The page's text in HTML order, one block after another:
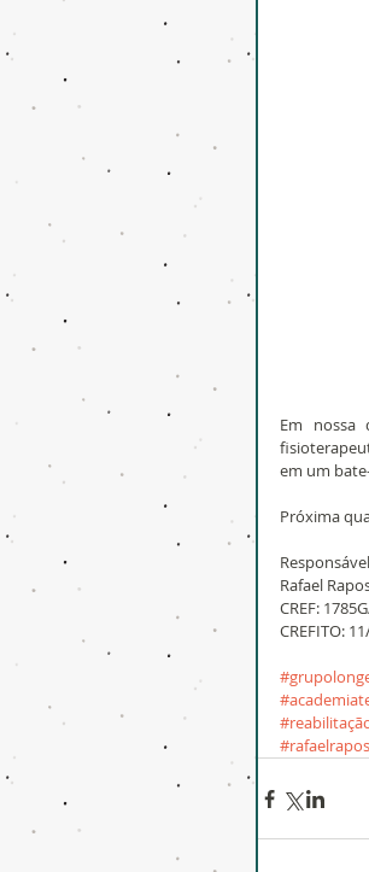
Em nossa
em um
Próxima
Rafael
CREF:
CREFITO: